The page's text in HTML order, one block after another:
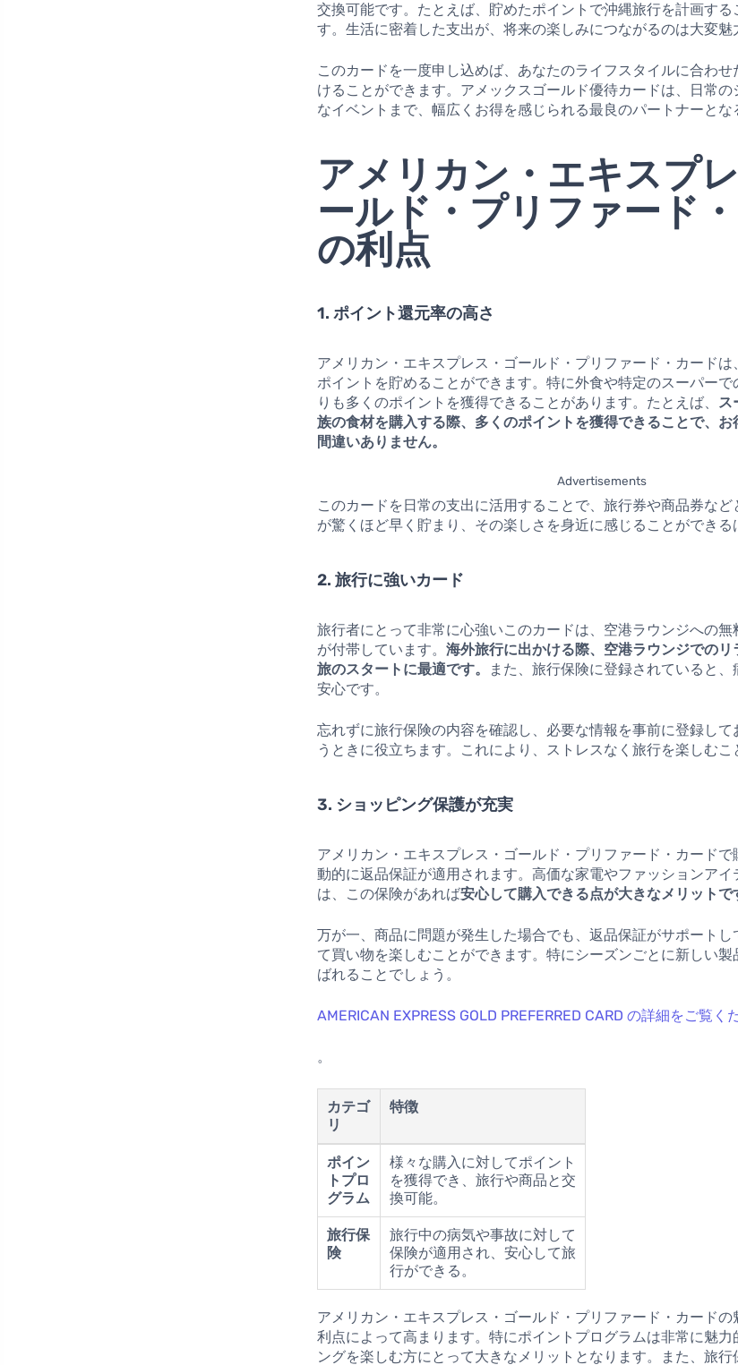
交換可能です。たとえば、貯めたポイントで沖縄旅行を計画する
す。生活に密着した支出が、将来の楽しみにつながるのは大変魅
このカードを一度申し込めば、あなたのライフスタイルに合わ
けることができます。アメックスゴールド優待カードは、日常の
なイベントまで、幅広くお得を感じられる最良のパートナーとな
アメリカン・エキスプ
ールド・プリファード
の利点
1. ポイント還元率の高さ
アメリカン・エキスプレス・ゴールド・プリファード・カード
ポイントを貯めることができます。特に外食や特定のスーパーで
りも多くのポイントを獲得できることがあります。たとえば、 ス
族の食材を購入する際、多くのポイントを獲得できることで、お
間違いありません。
Advertisements
このカードを日常の支出に活用することで、旅行券や商品券など
が驚くほど早く貯まり、その楽しさを身近に感じることができる
2. 旅行に強いカード
旅行者にとって非常に心強いこのカードは、空港ラウンジへの
が付帯しています。海外旅行に出かける際、空港ラウンジでのリ
旅のスタートに最適です。
また、旅行保険に登録されていると
安心です。
忘れずに旅行保険の内容を確認し、必要な情報を事前に登録し
うときに役立ちます。これにより、ストレスなく旅行を楽しむこ
3. ショッピング保護が充実
アメリカン・エキスプレス・ゴールド・プリファード・カードで
動的に返品保証が適用されます。高価な家電やファッションアイ
は、この保険があれば安心して購入できる点が大きなメリットで
万が一、商品に問題が発生した場合でも、返品保証がサポートし
て買い物を楽しむことができます。特にシーズンごとに新しい
ばれることでしょう。
AMERICAN EXPRESS GOLD PREFERRED CARD の詳細をご覧く
。
カテゴ
リ
特徴
ポイン
トプロ
グラム
様々な購入に対してポイント
を獲得でき、旅行や商品と交
換可能。
旅行保
険
旅行中の病気や事故に対して
保険が適用され、安心して旅
行ができる。
アメリカン・エキスプレス・ゴールド・プリファード・カード
利点によって高まります。特にポイントプログラムは非常に魅
ングを楽しむ方にとって大きなメリットとなります。また、旅行